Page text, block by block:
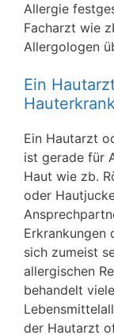
Allergie
Facharzt wie
Allergologen
Ein
Ein Hautarzt
ist gerade für
Haut wie zb.
oder
Erkrankungen
sich zumeist
allergischen
behandelt
der Hautarzt